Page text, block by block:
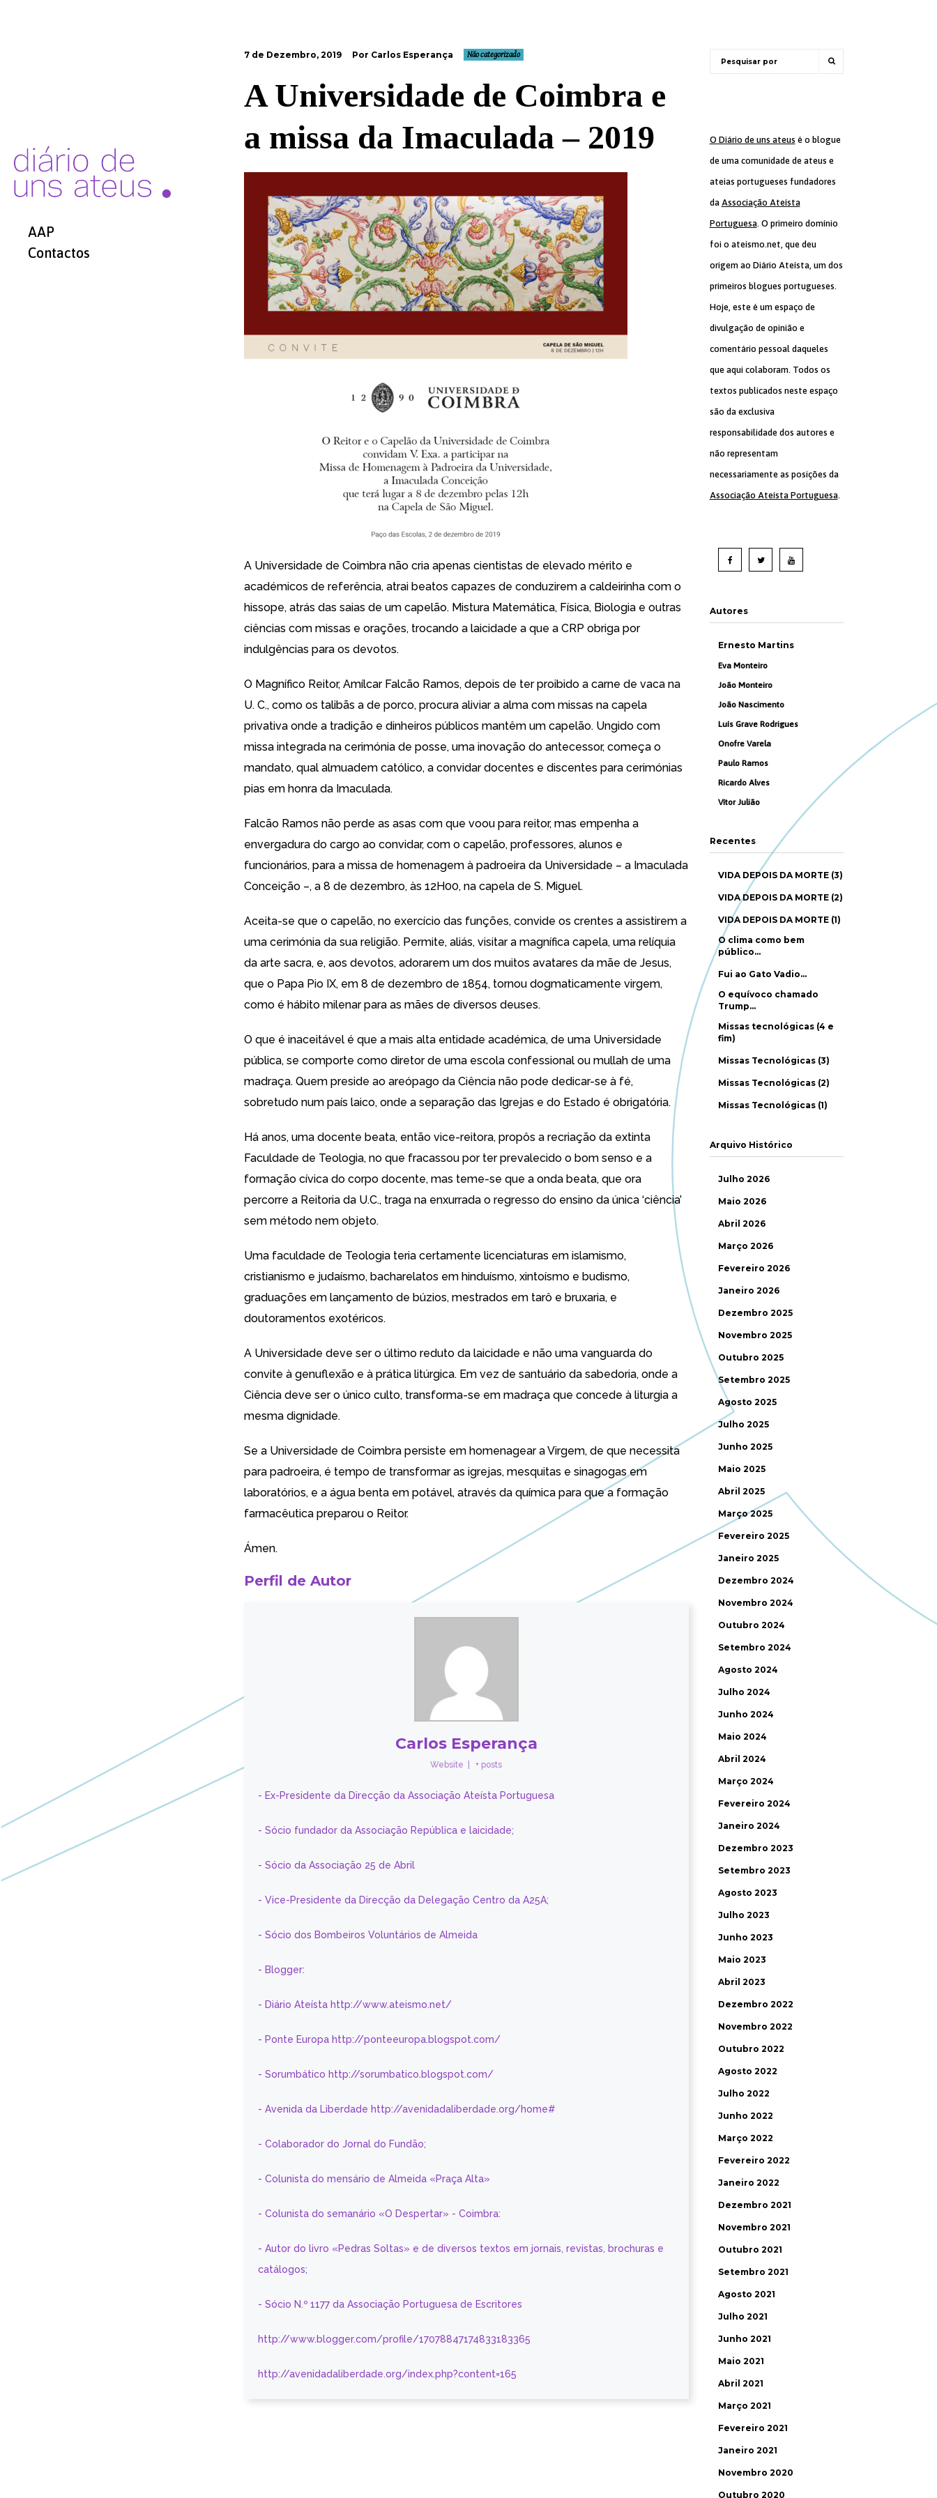
AAP
Contactos
7 de Dezembro, 2019 Por Carlos Esperança Não categorizado
A Universidade de Coimbra e
a missa da Imaculada – 2019
A Universidade de Coimbra não cria apenas cientistas de elevado mérito e
académicos de referência, atrai beatos capazes de conduzirem a caldeirinha com o
hissope, atrás das saias de um capelão. Mistura Matemática, Física, Biologia e outras
ciências com missas e orações, trocando a laicidade a que a CRP obriga por
indulgências para os devotos.
O Magnífico Reitor, Amílcar Falcão Ramos, depois de ter proibido a carne de vaca na
U. C., como os talibãs a de porco, procura aliviar a alma com missas na capela
privativa onde a tradição e dinheiros públicos mantêm um capelão. Ungido com
missa integrada na cerimónia de posse, uma inovação do antecessor, começa o
mandato, qual almuadem católico, a convidar docentes e discentes para cerimónias
pias em honra da Imaculada.
Falcão Ramos não perde as asas com que voou para reitor, mas empenha a
envergadura do cargo ao convidar, com o capelão, professores, alunos e
funcionários, para a missa de homenagem à padroeira da Universidade – a Imaculada
Conceição –, a 8 de dezembro, às 12H00, na capela de S. Miguel.
Aceita-se que o capelão, no exercício das funções, convide os crentes a assistirem a
uma cerimónia da sua religião. Permite, aliás, visitar a magnífica capela, uma relíquia
da arte sacra, e, aos devotos, adorarem um dos muitos avatares da mãe de Jesus,
que o Papa Pio IX, em 8 de dezembro de 1854, tornou dogmaticamente virgem,
como é hábito milenar para as mães de diversos deuses.
O que é inaceitável é que a mais alta entidade académica, de uma Universidade
pública, se comporte como diretor de uma escola confessional ou mullah de uma
madraça. Quem preside ao areópago da Ciência não pode dedicar-se à fé,
sobretudo num país laico, onde a separação das Igrejas e do Estado é obrigatória.
Há anos, uma docente beata, então vice-reitora, propôs a recriação da extinta
Faculdade de Teologia, no que fracassou por ter prevalecido o bom senso e a
formação cívica do corpo docente, mas teme-se que a onda beata, que ora
percorre a Reitoria da U.C., traga na enxurrada o regresso do ensino da única ‘ciência’
sem método nem objeto.
Uma faculdade de Teologia teria certamente licenciaturas em islamismo,
cristianismo e judaísmo, bacharelatos em hinduísmo, xintoísmo e budismo,
graduações em lançamento de búzios, mestrados em tarô e bruxaria, e
doutoramentos exotéricos.
A Universidade deve ser o último reduto da laicidade e não uma vanguarda do
convite à genuflexão e à prática litúrgica. Em vez de santuário da sabedoria, onde a
Ciência deve ser o único culto, transforma-se em madraça que concede à liturgia a
mesma dignidade.
Se a Universidade de Coimbra persiste em homenagear a Virgem, de que necessita
para padroeira, é tempo de transformar as igrejas, mesquitas e sinagogas em
laboratórios, e a água benta em potável, através da química para que a formação
farmacêutica preparou o Reitor.
Ámen.
Perfil de Autor
Carlos Esperança
Website + posts
- Ex-Presidente da Direcção da Associação Ateísta Portuguesa
- Sócio fundador da Associação República e laicidade;
- Sócio da Associação 25 de Abril
- Vice-Presidente da Direcção da Delegação Centro da A25A;
- Sócio dos Bombeiros Voluntários de Almeida
- Blogger:
- Diário Ateísta http://www.ateismo.net/
- Ponte Europa http://ponteeuropa.blogspot.com/
- Sorumbático http://sorumbatico.blogspot.com/
- Avenida da Liberdade http://avenidadaliberdade.org/home#
- Colaborador do Jornal do Fundão;
- Colunista do mensário de Almeida «Praça Alta»
- Colunista do semanário «O Despertar» - Coimbra:
- Autor do livro «Pedras Soltas» e de diversos textos em jornais, revistas, brochuras e
catálogos;
- Sócio N.º 1177 da Associação Portuguesa de Escritores
http://www.blogger.com/profile/17078847174833183365
http://avenidadaliberdade.org/index.php?content=165
O Diário de uns ateus é o blogue
de uma comunidade de ateus e
ateias portugueses fundadores
da Associação Ateísta
Portuguesa. O primeiro domínio
foi o ateismo.net, que deu
origem ao Diário Ateísta, um dos
primeiros blogues portugueses.
Hoje, este é um espaço de
divulgação de opinião e
comentário pessoal daqueles
que aqui colaboram. Todos os
textos publicados neste espaço
são da exclusiva
responsabilidade dos autores e
não representam
necessariamente as posições da
Associação Ateísta Portuguesa.
Autores
Ernesto Martins
Eva Monteiro
João Monteiro
João Nascimento
Luís Grave Rodrigues
Onofre Varela
Paulo Ramos
Ricardo Alves
Vítor Julião
Recentes
VIDA DEPOIS DA MORTE (3)
VIDA DEPOIS DA MORTE (2)
VIDA DEPOIS DA MORTE (1)
O clima como bem
público…
Fui ao Gato Vadio…
O equívoco chamado
Trump…
Missas tecnológicas (4 e
fim)
Missas Tecnológicas (3)
Missas Tecnológicas (2)
Missas Tecnológicas (1)
Arquivo Histórico
Julho 2026
Maio 2026
Abril 2026
Março 2026
Fevereiro 2026
Janeiro 2026
Dezembro 2025
Novembro 2025
Outubro 2025
Setembro 2025
Agosto 2025
Julho 2025
Junho 2025
Maio 2025
Abril 2025
Março 2025
Fevereiro 2025
Janeiro 2025
Dezembro 2024
Novembro 2024
Outubro 2024
Setembro 2024
Agosto 2024
Julho 2024
Junho 2024
Maio 2024
Abril 2024
Março 2024
Fevereiro 2024
Janeiro 2024
Dezembro 2023
Setembro 2023
Agosto 2023
Julho 2023
Junho 2023
Maio 2023
Abril 2023
Dezembro 2022
Novembro 2022
Outubro 2022
Agosto 2022
Julho 2022
Junho 2022
Março 2022
Fevereiro 2022
Janeiro 2022
Dezembro 2021
Novembro 2021
Outubro 2021
Setembro 2021
Agosto 2021
Julho 2021
Junho 2021
Maio 2021
Abril 2021
Março 2021
Fevereiro 2021
Janeiro 2021
Novembro 2020
Outubro 2020